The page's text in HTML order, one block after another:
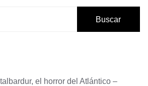
el horror del Atlántico –